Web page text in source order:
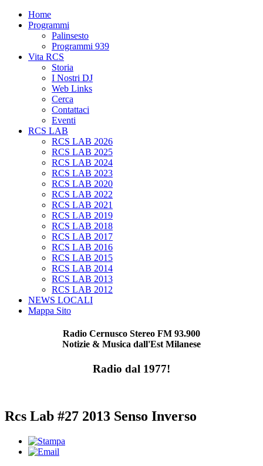
Home
Programmi
Palinsesto
Programmi 939
Vita RCS
Storia
I Nostri DJ
Web Links
Cerca
Contattaci
Eventi
RCS LAB
RCS LAB 2026
RCS LAB 2025
RCS LAB 2024
RCS LAB 2023
RCS LAB 2020
RCS LAB 2022
RCS LAB 2021
RCS LAB 2019
RCS LAB 2018
RCS LAB 2017
RCS LAB 2016
RCS LAB 2015
RCS LAB 2014
RCS LAB 2013
RCS LAB 2012
NEWS LOCALI
Mappa Sito
Radio Cernusco Stereo FM 93.900
Notizie & Musica dall'Est Milanese
Radio dal 1977!
Rcs Lab #27 2013 Senso Inverso